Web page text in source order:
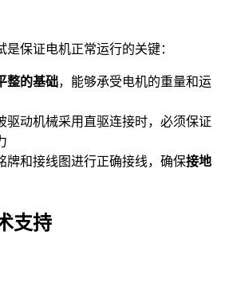
保证电机正常运行的关键：
整的基础，能够承受电机的重量和运
驱动机械采用直驱连接时，必须保证
牌和接线图进行正确接线，确保接地
支持